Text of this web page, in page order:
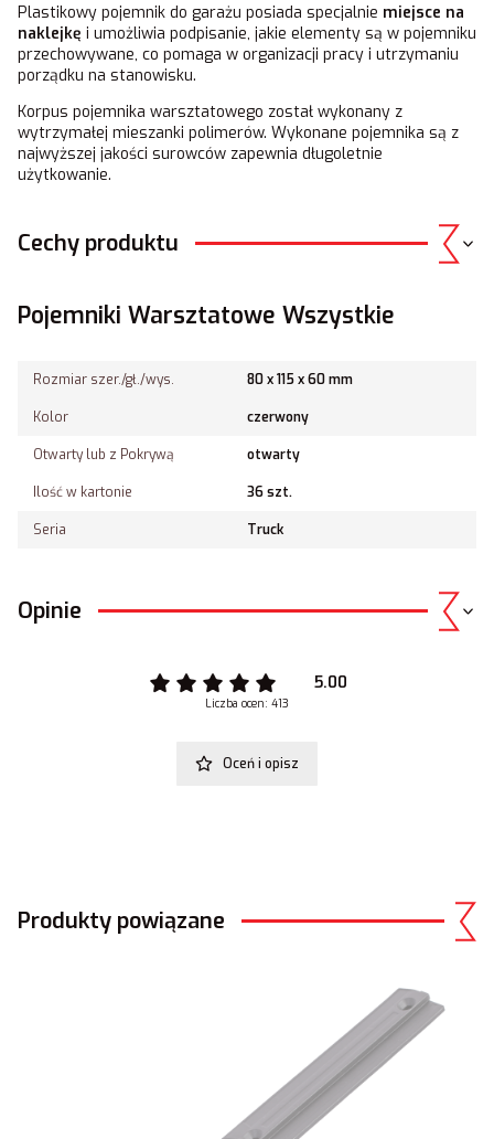
Plastikowy pojemnik do garażu posiada specjalnie miejsce na
naklejkę i umożliwia podpisanie, jakie elementy są w pojemniku
przechowywane, co pomaga w organizacji pracy i utrzymaniu
porządku na stanowisku.
Korpus pojemnika warsztatowego został wykonany z
wytrzymałej mieszanki polimerów. Wykonane pojemnika są z
najwyższej jakości surowców zapewnia długoletnie
użytkowanie.
Cechy produktu
Pojemniki Warsztatowe Wszystkie
Rozmiar szer./gł./wys. 80 x 115 x 60 mm
Kolor czerwony
Otwarty lub z Pokrywą otwarty
Ilość w kartonie 36 szt.
Seria Truck
Opinie
5.00
Liczba ocen: 413
Oceń i opisz
Produkty powiązane